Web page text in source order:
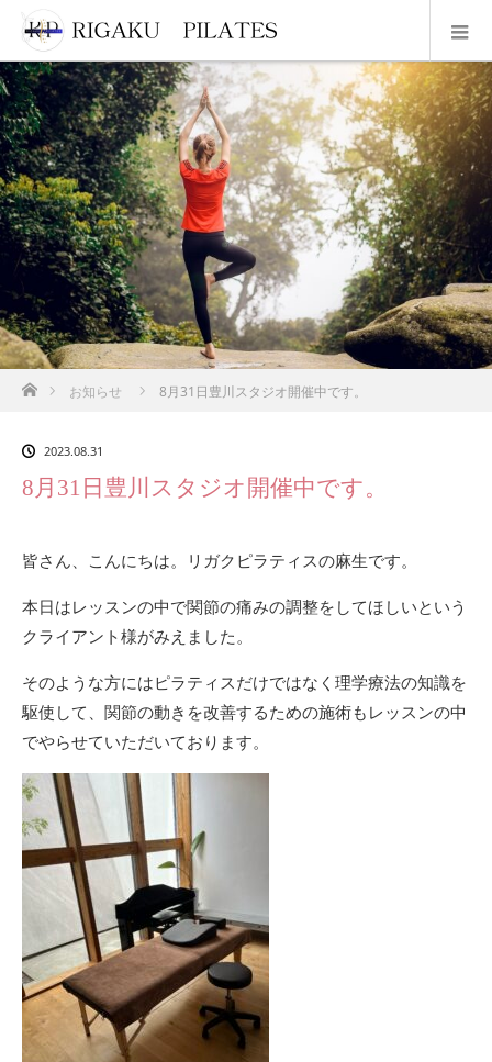
ホームお知らせ 8月31日豊川スタジオ開催中です。
2023.08.31
8月31日豊川スタジオ開催中です。
皆さん、こんにちは。リガクピラティスの麻生です。
本日はレッスンの中で関節の痛みの調整をしてほしいという
クライアント様がみえました。
そのような方にはピラティスだけではなく理学療法の知識を
駆使して、関節の動きを改善するための施術もレッスンの中
でやらせていただいております。